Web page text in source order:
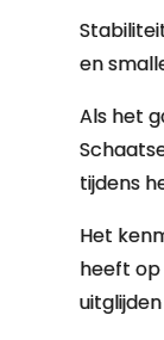
en
Als het
tijdens
Het
heeft op